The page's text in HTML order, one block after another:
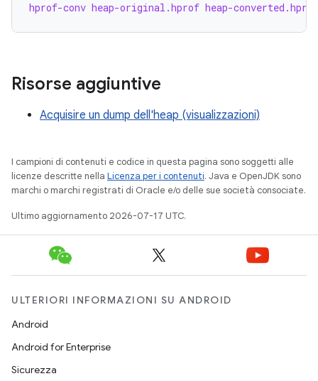
hprof-conv heap-original.hprof heap-converted.hprof
Risorse aggiuntive
Acquisire un dump dell'heap (visualizzazioni)
I campioni di contenuti e codice in questa pagina sono soggetti alle
licenze descritte nella Licenza per i contenuti. Java e OpenJDK sono
marchi o marchi registrati di Oracle e/o delle sue società consociate.
Ultimo aggiornamento 2026-07-17 UTC.
ULTERIORI INFORMAZIONI SU ANDROID
Android
Android for Enterprise
Sicurezza